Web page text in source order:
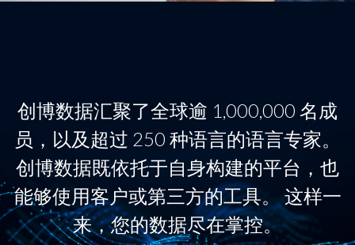
创博数据汇聚了全球逾 1,000,000 名成
员，以及超过 250 种语言的语言专家。
创博数据既依托于自身构建的平台，也
能够使用客户或第三方的工具。 这样一
来，您的数据尽在掌控。